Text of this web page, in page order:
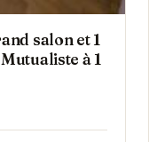
salon et 1
à 1